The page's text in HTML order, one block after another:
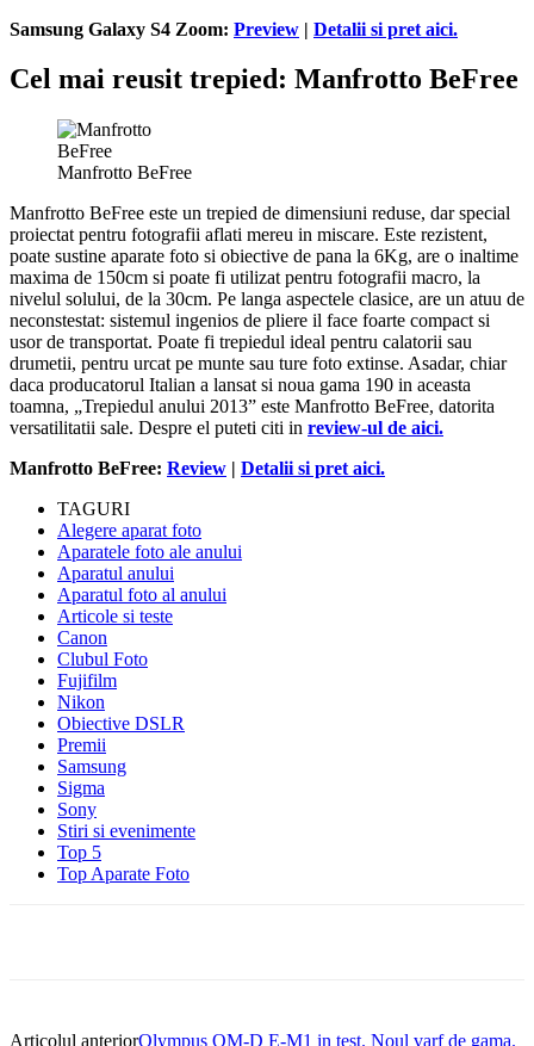
Samsung Galaxy S4 Zoom: Preview | Detalii si pret aici.
Cel mai reusit trepied: Manfrotto BeFree
Manfrotto BeFree
Manfrotto BeFree este un trepied de dimensiuni reduse, dar special
proiectat pentru fotografii aflati mereu in miscare. Este rezistent,
poate sustine aparate foto si obiective de pana la 6Kg, are o inaltime
maxima de 150cm si poate fi utilizat pentru fotografii macro, la
nivelul solului, de la 30cm. Pe langa aspectele clasice, are un atuu de
neconstestat: sistemul ingenios de pliere il face foarte compact si
usor de transportat. Poate fi trepiedul ideal pentru calatorii sau
drumetii, pentru urcat pe munte sau ture foto extinse. Asadar, chiar
daca producatorul Italian a lansat si noua gama 190 in aceasta
toamna, „Trepiedul anului 2013” este Manfrotto BeFree, datorita
versatilitatii sale. Despre el puteti citi in review-ul de aici.
Manfrotto BeFree: Review | Detalii si pret aici.
TAGURI
Alegere aparat foto
Aparatele foto ale anului
Aparatul anului
Aparatul foto al anului
Articole si teste
Canon
Clubul Foto
Fujifilm
Nikon
Obiective DSLR
Premii
Samsung
Sigma
Sony
Stiri si evenimente
Top 5
Top Aparate Foto
Articolul anteriorOlympus OM-D E-M1 in test. Noul varf de gama.